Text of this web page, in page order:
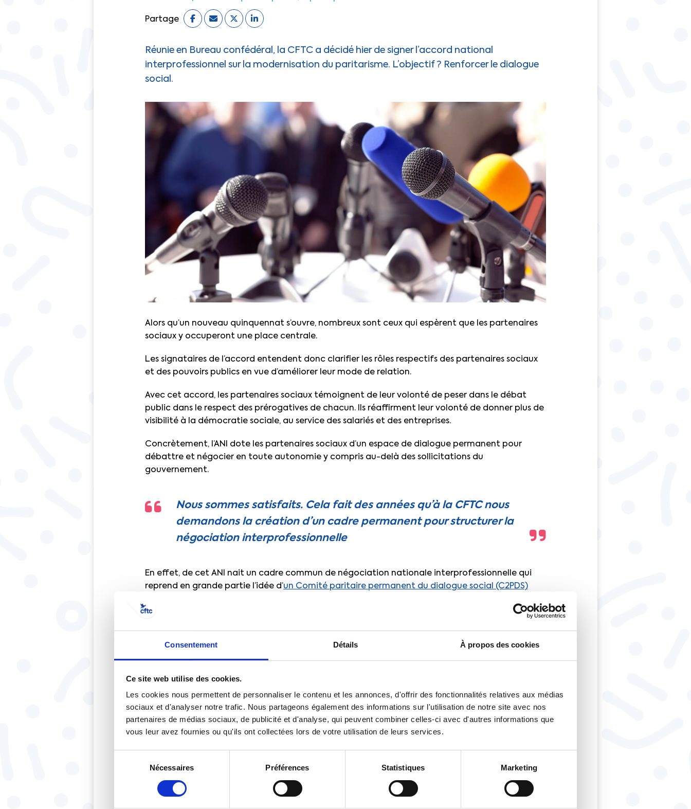
Consentement Détails À propos des cookies
Ce site web utilise des cookies.
Les cookies nous permettent de personnaliser le contenu et les annonces, d'offrir des fonctionnalités relatives aux médias
sociaux et d'analyser notre trafic. Nous partageons également des informations sur l'utilisation de notre site avec nos
partenaires de médias sociaux, de publicité et d'analyse, qui peuvent combiner celles-ci avec d'autres informations que
vous leur avez fournies ou qu'ils ont collectées lors de votre utilisation de leurs services.
consentement
Nécessaires Préférences Statistiques Marketing
Partage
Réunie en Bureau confédéral, la CFTC a décidé hier de signer l’accord national
interprofessionnel sur la modernisation du paritarisme. L’objectif ? Renforcer le dialogue
social.
Alors qu’un nouveau quinquennat s’ouvre, nombreux sont ceux qui espèrent que les partenaires
sociaux y occuperont une place centrale.
Les signataires de l’accord entendent donc clarifier les rôles respectifs des partenaires sociaux
et des pouvoirs publics en vue d’améliorer leur mode de relation.
Avec cet accord, les partenaires sociaux témoignent de leur volonté de peser dans le débat
public dans le respect des prérogatives de chacun. Ils réaffirment leur volonté de donner plus de
visibilité à la démocratie sociale, au service des salariés et des entreprises.
Concrètement, l’ANI dote les partenaires sociaux d’un espace de dialogue permanent pour
débattre et négocier en toute autonomie y compris au-delà des sollicitations du
gouvernement.
Nous sommes satisfaits. Cela fait des années qu’à la CFTC nous
demandons la création d’un cadre permanent pour structurer la
négociation interprofessionnelle
En effet, de cet ANI nait un cadre commun de négociation nationale interprofessionnelle qui
reprend en grande partie l’idée d’un Comité paritaire permanent du dialogue social (C2PDS)
répondre à des demandes d’interprétations sur les accords passés… Il va falloir rapidement le
rendre effectif et le faire vivre dans la durée », a considéré le Bureau confédéral de la CFTC pour
La CFTC participera activement à cet espace de dialogue et veillera à ce qu’il se réunisse
régulièrement et remplisse toutes ses missions. En effet, on a trop souvent prévu dans les ANI des
commissions de suivi, qui n’ont jamais été mises en place.
Télécharger le communiqué au format .pdf